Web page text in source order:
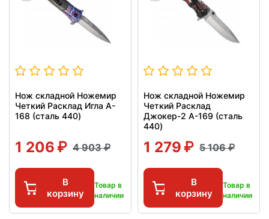
Нож складной Ножемир
Четкий Расклад Игла A-
168 (сталь 440)
1 206 4 903
В
корзину
Товар в
наличии
Нож складной Ножемир
Четкий Расклад
Джокер-2 A-169 (сталь
440)
1 279 5 106
В
корзину
Товар в
наличии